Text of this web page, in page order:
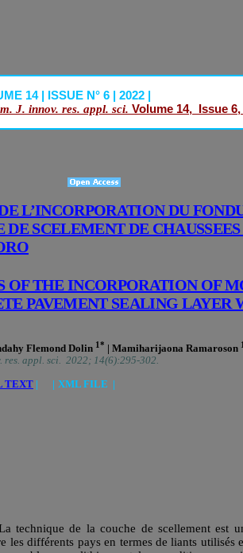
14 | ISSUE N° 6 | 2022 |
J. innov. res. appl. sci. Volume 14, Issue 6,
L’INCORPORATION DU
DE SCELEMENT DE
OF THE INCORPORATION OF
PAVEMENT SEALING
Flemond Dolin 1* | Mamiharijaona Ramaroson
res. appl. sci. 2022; 14(6):295-302.
TEXT | | XML FILE |
technique de la couche de scellement est
les différents pays en termes de liants utilisés